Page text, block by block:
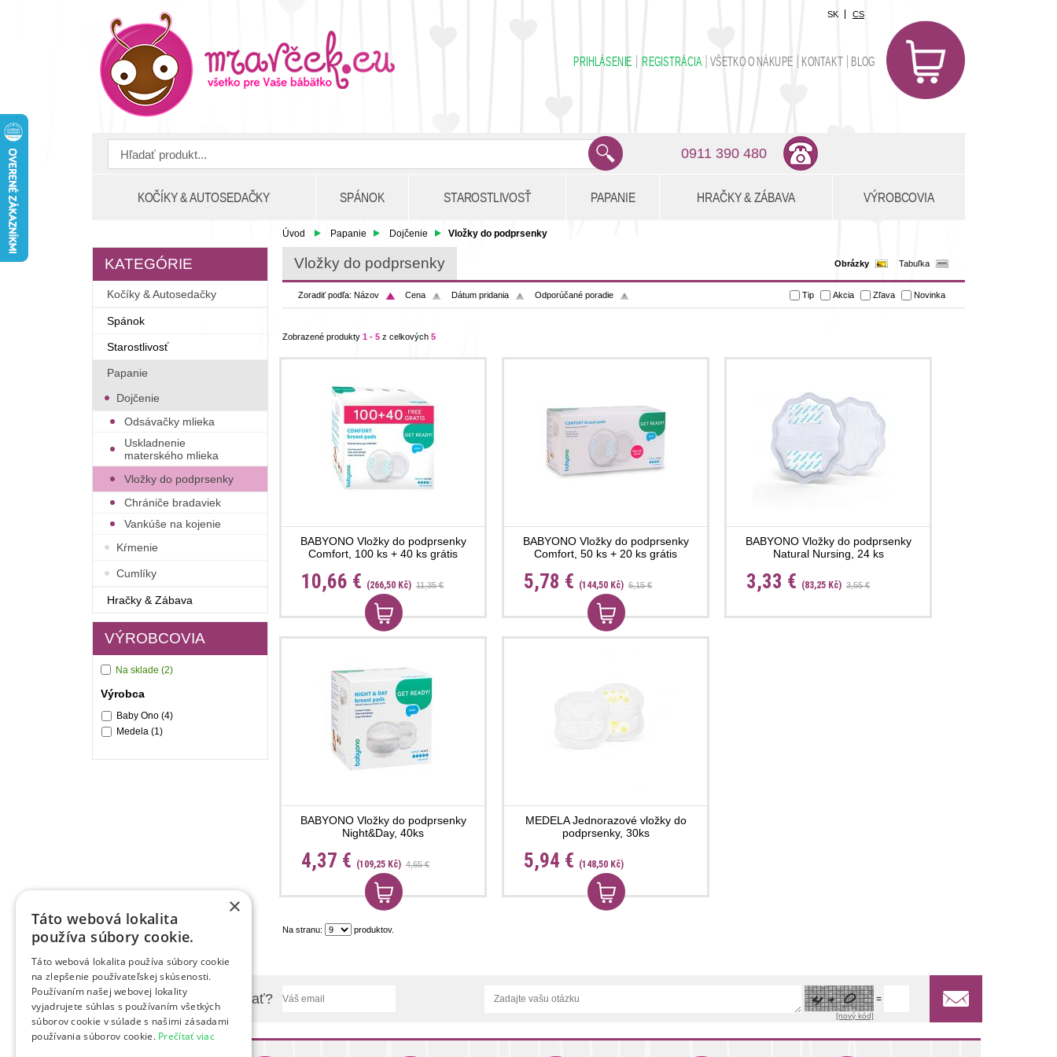
0položiek
0,00 €
SK CS
PRIHLÁSENIE REGISTRÁCIA VŠETKO O NÁKUPE KONTAKT BLOG
0911 390 480
KOČÍKY & AUTOSEDAČKY SPÁNOK STAROSTLIVOSŤ PAPANIE HRAČKY & ZÁBAVA VÝROBCOVIA
KATEGÓRIE
Kočíky & Autosedačky
Spánok
Starostlivosť
Papanie
Dojčenie
Odsávačky mlieka
Uskladnenie
materského mlieka
Vložky do podprsenky
Chrániče bradaviek
Vankúše na kojenie
Kŕmenie
Cumlíky
Hračky & Zábava
VÝROBCOVIA
Na sklade (2)
Výrobca
Baby Ono (4)
Medela (1)
Úvod Papanie Dojčenie Vložky do podprsenky
Vložky do podprsenky
Zoradiť podľa: Názov Cena Dátum pridania Odporúčané poradie
Obrázky Tabuľka
Tip Akcia Zľava Novinka
Zobrazené produkty 1 - 5 z celkových 5
BABYONO Vložky do podprsenky
Comfort, 100 ks + 40 ks grátis
10,66 € (266,50 Kč) 11,35 €
BABYONO Vložky do podprsenky
Comfort, 50 ks + 20 ks grátis
5,78 € (144,50 Kč) 6,15 €
BABYONO Vložky do podprsenky
Natural Nursing, 24 ks
3,33 € (83,25 Kč) 3,55 €
BABYONO Vložky do podprsenky
Night&Day, 40ks
4,37 € (109,25 Kč) 4,65 €
MEDELA Jednorazové vložky do
podprsenky, 30ks
5,94 € (148,50 Kč)
Na stranu: produktov.
Chcete sa nás niečo spýtať?
[nový kód]
=
×
Táto webová lokalita
používa súbory cookie.
Táto webová lokalita používa súbory cookie
na zlepšenie používateľskej skúsenosti.
Používaním našej webovej lokality
vyjadrujete súhlas s používaním všetkých
súborov cookie v súlade s našimi zásadami
používania súborov cookie. Prečítať viac